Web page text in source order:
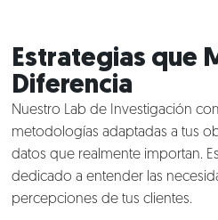
Estrategias que
Diferencia
Nuestro Lab de Investigación
metodologías adaptadas a tus
datos que realmente importan.
dedicado a entender las
percepciones de tus clientes.